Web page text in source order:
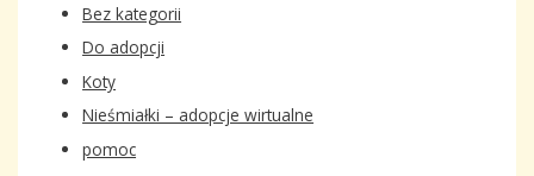
Bez kategorii
Do adopcji
Koty
Nieśmiałki – adopcje wirtualne
pomoc